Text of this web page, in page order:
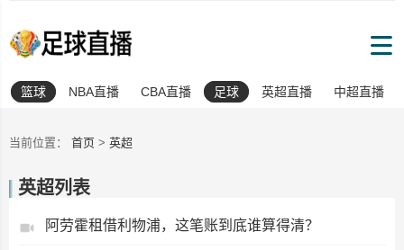
篮球 NBA直播 CBA直播 足球 英超直播 中超直播
当前位置： 首页 > 英超
英超列表
阿劳霍租借利物浦，这笔账到底谁算得清？